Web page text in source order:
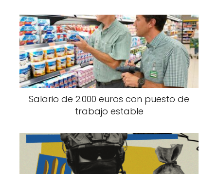
Salario de 2.000 euros con puesto de
trabajo estable